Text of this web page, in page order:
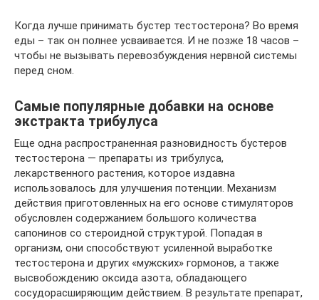
Когда лучше принимать бустер тестостерона? Во время
еды – так он полнее усваивается. И не позже 18 часов –
чтобы не вызывать перевозбуждения нервной системы
перед сном.
Самые популярные добавки на основе
экстракта трибулуса
Еще одна распространенная разновидность бустеров
тестостерона — препараты из трибулуса,
лекарственного растения, которое издавна
использовалось для улучшения потенции. Механизм
действия приготовленных на его основе стимуляторов
обусловлен содержанием большого количества
сапонинов со стероидной структурой. Попадая в
организм, они способствуют усиленной выработке
тестостерона и других «мужских» гормонов, а также
высвобождению оксида азота, обладающего
сосудорасширяющим действием. В результате препарат,